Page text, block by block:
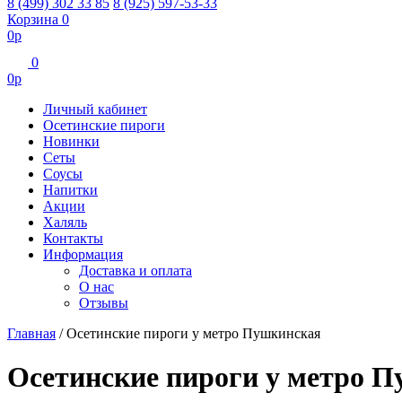
8 (499) 302 33 85 8 (925) 597-53-33
Корзина 0
0р
0
0р
Личный кабинет
Осетинские пироги
Новинки
Сеты
Соусы
Напитки
Акции
Халяль
Контакты
Информация
Доставка и оплата
О нас
Отзывы
Главная /Осетинские пироги у метро Пушкинская
Осетинские пироги у метро